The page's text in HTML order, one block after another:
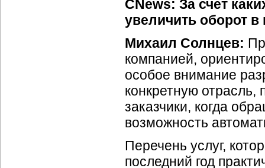
CNews: За счет
увеличить оборот
Михаил Солнцев:
компанией,
особое внимание
конкретную отрасль,
заказчики, когда
возможность
Перечень услуг,
последний год